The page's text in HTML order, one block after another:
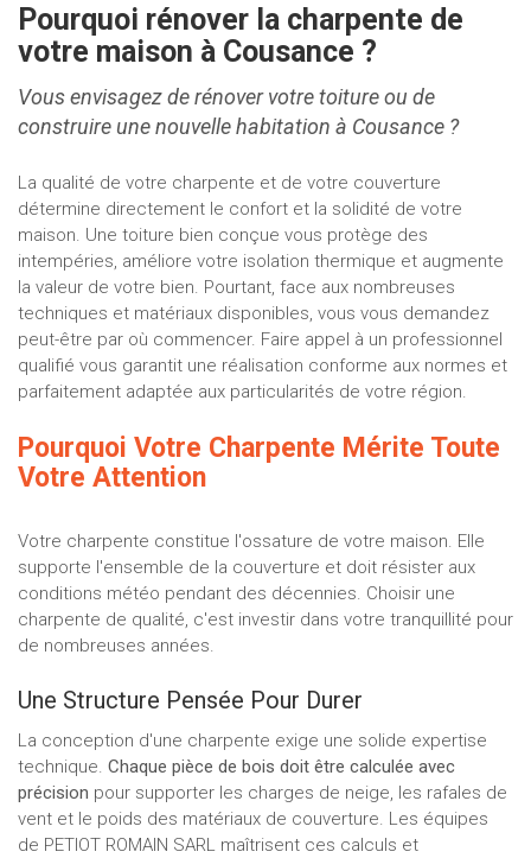
Pourquoi rénover la charpente de
votre maison à Cousance ?
Vous envisagez de rénover votre toiture ou de
construire une nouvelle habitation à Cousance ?
La qualité de votre charpente et de votre couverture
détermine directement le confort et la solidité de votre
maison. Une toiture bien conçue vous protège des
intempéries, améliore votre isolation thermique et augmente
la valeur de votre bien. Pourtant, face aux nombreuses
techniques et matériaux disponibles, vous vous demandez
peut-être par où commencer. Faire appel à un professionnel
qualifié vous garantit une réalisation conforme aux normes et
parfaitement adaptée aux particularités de votre région.
Pourquoi Votre Charpente Mérite Toute
Votre Attention
Votre charpente constitue l'ossature de votre maison. Elle
supporte l'ensemble de la couverture et doit résister aux
conditions météo pendant des décennies. Choisir une
charpente de qualité, c'est investir dans votre tranquillité pour
de nombreuses années.
Une Structure Pensée Pour Durer
La conception d'une charpente exige une solide expertise
technique. Chaque pièce de bois doit être calculée avec
précision pour supporter les charges de neige, les rafales de
vent et le poids des matériaux de couverture. Les équipes
de PETIOT ROMAIN SARL maîtrisent ces calculs et